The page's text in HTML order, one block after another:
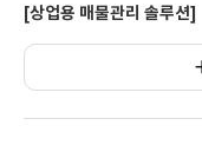
[상업용 매물관리 솔루션]